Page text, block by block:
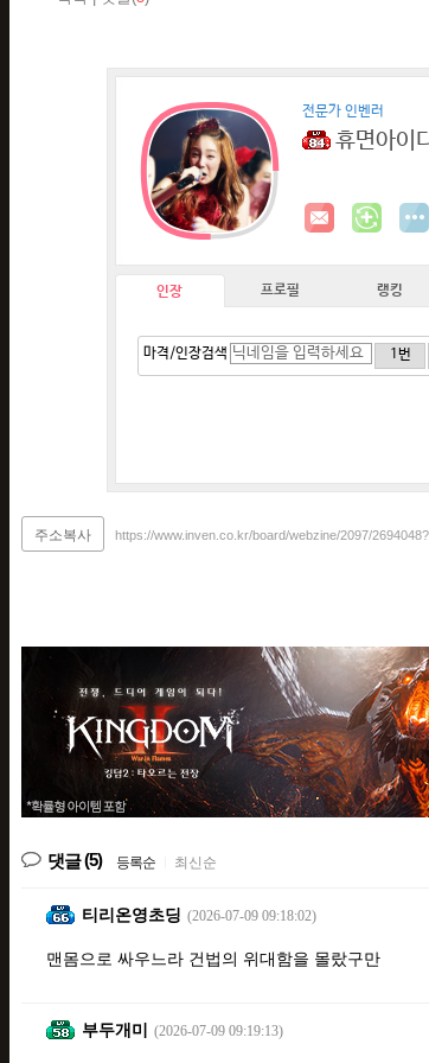
전문가 인벤러
휴면아이디
인장 프로필 랭킹
마격/인장검색 1번
주소복사 https://www.inven.co.kr/board/webzine/2097/
댓글(5) 등록순 최신순
티리온영초딩 (2026-07-09 09:18:02)
맨몸으로 싸우느라 건법의 위대함을 몰랐구만
부두개미 (2026-07-09 09:19:13)